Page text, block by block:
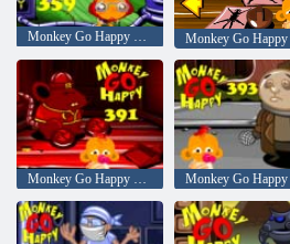
Monkey Go Happy Stage 359
Monkey Go Happy Stage 391